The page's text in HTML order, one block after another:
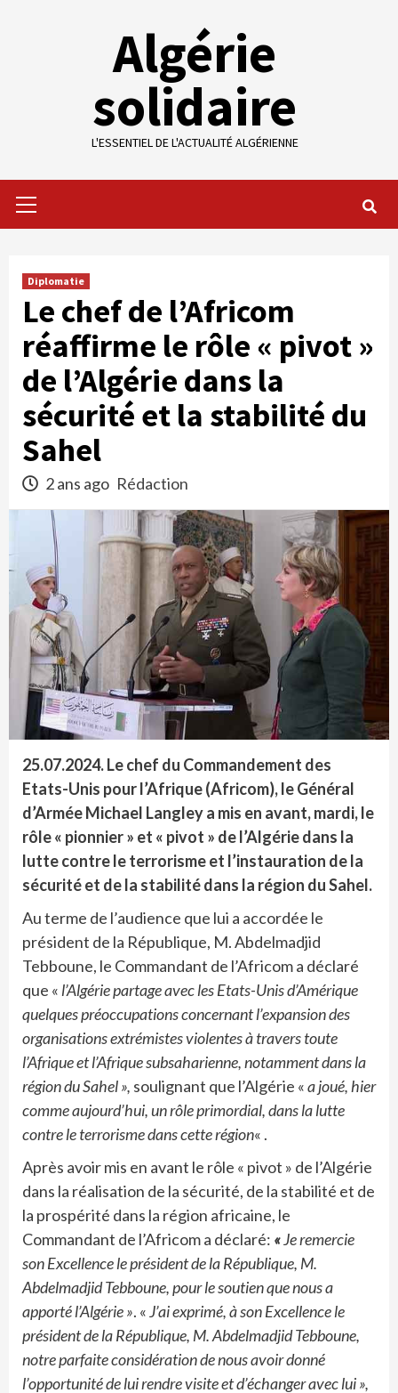
Algérie
solidaire
L'ESSENTIEL DE L'ACTUALITÉ ALGÉRIENNE
Menu
Diplomatie
Le chef de l’Africom
réaffirme le rôle « pivot »
de l’Algérie dans la
sécurité et la stabilité du
Sahel
2 ans ago Rédaction
25.07.2024.Le chef du Commandement des
Etats-Unis pour l’Afrique (Africom), le Général
d’Armée Michael Langley a mis en avant, mardi, le
rôle « pionnier » et « pivot » de l’Algérie dans la
lutte contre le terrorisme et l’instauration de la
sécurité et de la stabilité dans la région du Sahel.
Au terme de l’audience que lui a accordée le
président de la République, M. Abdelmadjid
Tebboune, le Commandant de l’Africom a déclaré
que « l’Algérie partage avec les Etats-Unis d’Amérique
quelques préoccupations concernant l’expansion des
organisations extrémistes violentes à travers toute
l’Afrique et l’Afrique subsaharienne, notamment dans la
région du Sahel », soulignant que l’Algérie «a joué, hier
comme aujourd’hui, un rôle primordial, dans la lutte
contre le terrorisme dans cette région« .
Après avoir mis en avant le rôle « pivot » de l’Algérie
dans la réalisation de la sécurité, de la stabilité et de
la prospérité dans la région africaine, le
Commandant de l’Africom a déclaré: «Je remercie
son Excellence le président de la République, M.
Abdelmadjid Tebboune, pour le soutien que nous a
apporté l’Algérie ». «J’ai exprimé, à son Excellence le
président de la République, M. Abdelmadjid Tebboune,
notre parfaite considération de nous avoir donné
l’opportunité de lui rendre visite et d’échanger avec lui »,